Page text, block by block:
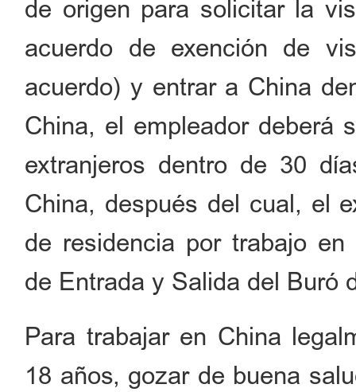
de origen para solicitar la
acuerdo de exención de
acuerdo) y entrar a China
China, el empleador deberá
extranjeros dentro de 30
China, después del cual, el
de residencia por trabajo
de Entrada y Salida del Buró
Para trabajar en China
18 años, gozar de buena